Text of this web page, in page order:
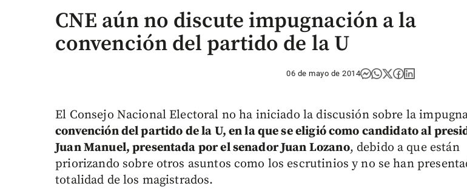
CNE aún no discute impugnación a la
convención del partido de la U
06 de mayo de 2014
El Consejo Nacional Electoral no ha iniciado la discusión sobre la
convención del partido de la U, en la que se eligió como candidato al
Juan Manuel, presentada por el senador Juan Lozano, debido a que están
priorizando sobre otros asuntos como los escrutinios y no se han
totalidad de los magistrados.